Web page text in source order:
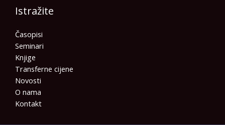
Istražite
Časopisi
Seminari
Knjige
Transferne cijene
Novosti
O nama
Kontakt